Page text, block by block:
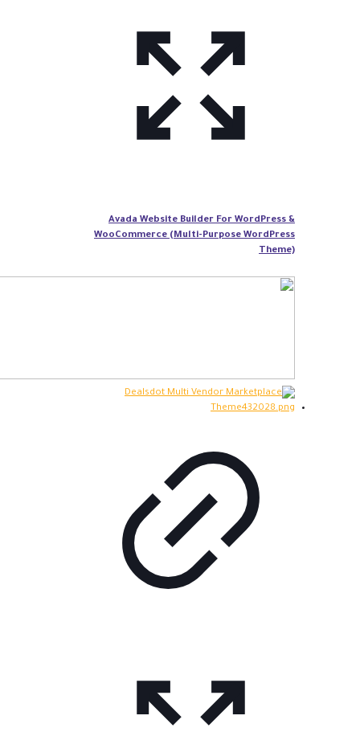
Avada Website Builder For WordPress &
WooCommerce (Multi-Purpose WordPress
Theme)